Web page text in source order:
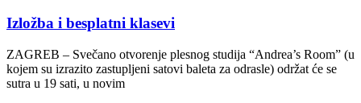
Izložba i besplatni klasevi
ZAGREB – Svečano otvorenje plesnog studija “Andrea’s Room” (u
kojem su izrazito zastupljeni satovi baleta za odrasle) održat će se
sutra u 19 sati, u novim